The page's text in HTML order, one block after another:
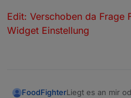
Edit: Verschoben da Frage
Widget Einstellung
FoodFighterLiegt es an mir